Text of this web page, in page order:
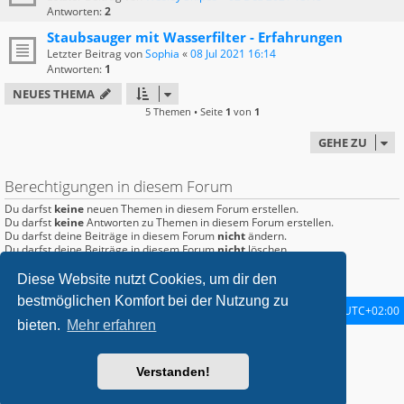
Diese Website nutzt Cookies, um dir den
bestmöglichen Komfort bei der Nutzung zu
bieten. Mehr erfahren
Verstanden!
Antworten:2
Staubsauger mit Wasserfilter - Erfahrungen
Letzter Beitrag vonSophia «08 Jul 2021 16:14
Antworten: 1
NEUES THEMA
5 Themen • Seite 1 von 1
GEHE ZU
Berechtigungen in diesem Forum
Du darfst keine neuen Themen in diesem Forum erstellen.
Du darfst keineAntworten zu Themen in diesem Forum erstellen.
Du darfst deine Beiträge in diesem Forum nichtändern.
Du darfst deine Beiträge in diesem Forumnichtlöschen.
Startseite Foren-Übersicht Alle Zeiten sind UTC+02:00
Powered by
® Forum Software © phpBB Limited
Deutsche Übersetzung durch
Datenschutz|Nutzungsbedingungen